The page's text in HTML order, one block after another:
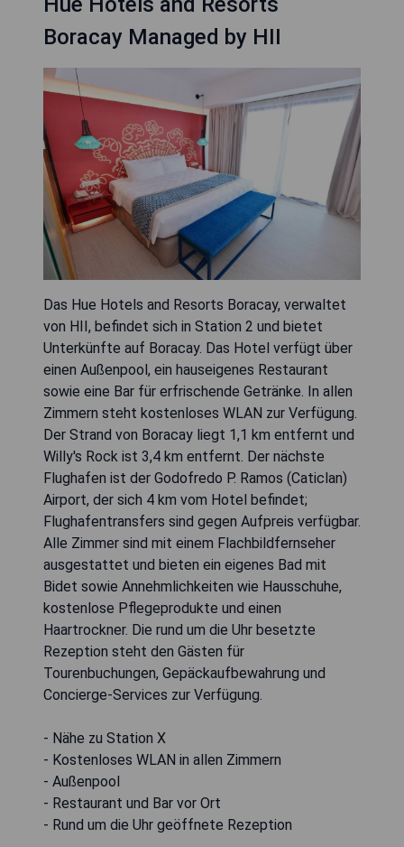
Boracay Managed by HII
Das Hue Hotels and Resorts Boracay, verwaltet
von HII, befindet sich in Station 2 und bietet
Unterkünfte auf Boracay. Das Hotel verfügt über
einen Außenpool, ein hauseigenes Restaurant
sowie eine Bar für erfrischende Getränke. In allen
Zimmern steht kostenloses WLAN zur Verfügung.
Der Strand von Boracay liegt 1,1 km entfernt und
Willy's Rock ist 3,4 km entfernt. Der nächste
Flughafen ist der Godofredo P. Ramos (Caticlan)
Airport, der sich 4 km vom Hotel befindet;
Flughafentransfers sind gegen Aufpreis verfügbar.
Alle Zimmer sind mit einem Flachbildfernseher
ausgestattet und bieten ein eigenes Bad mit
Bidet sowie Annehmlichkeiten wie Hausschuhe,
kostenlose Pflegeprodukte und einen
Haartrockner. Die rund um die Uhr besetzte
Rezeption steht den Gästen für
Tourenbuchungen, Gepäckaufbewahrung und
Concierge-Services zur Verfügung.
- Nähe zu Station X
- Kostenloses WLAN in allen Zimmern
- Außenpool
- Restaurant und Bar vor Ort
- Rund um die Uhr geöffnete Rezeption